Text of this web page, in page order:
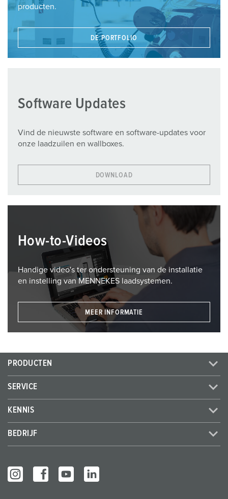
producten.
DE PORTFOLIO
Software Updates
Vind de nieuwste software en software-updates voor
onze laadzuilen en wallboxes.
DOWNLOAD
How-to-Videos
Handige video's ter ondersteuning van de installatie
en instelling van MENNEKES laadsystemen.
MEER INFORMATIE
PRODUCTEN
SERVICE
KENNIS
BEDRIJF